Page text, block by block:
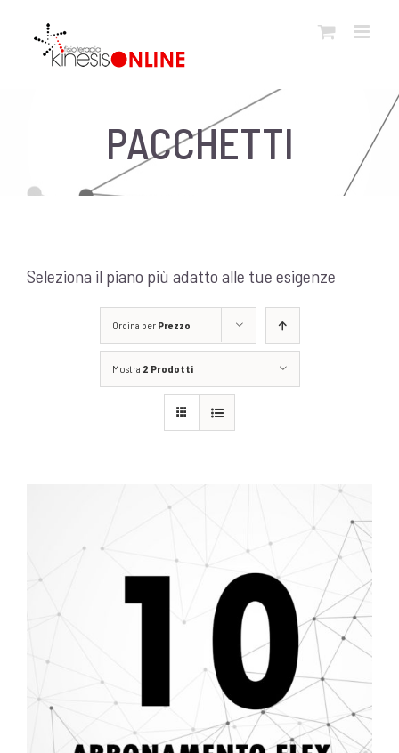
contenuto
PACCHETTI
Seleziona il piano più adatto alle tue esigenze
Ordina per Prezzo
Mostra 2 Prodotti